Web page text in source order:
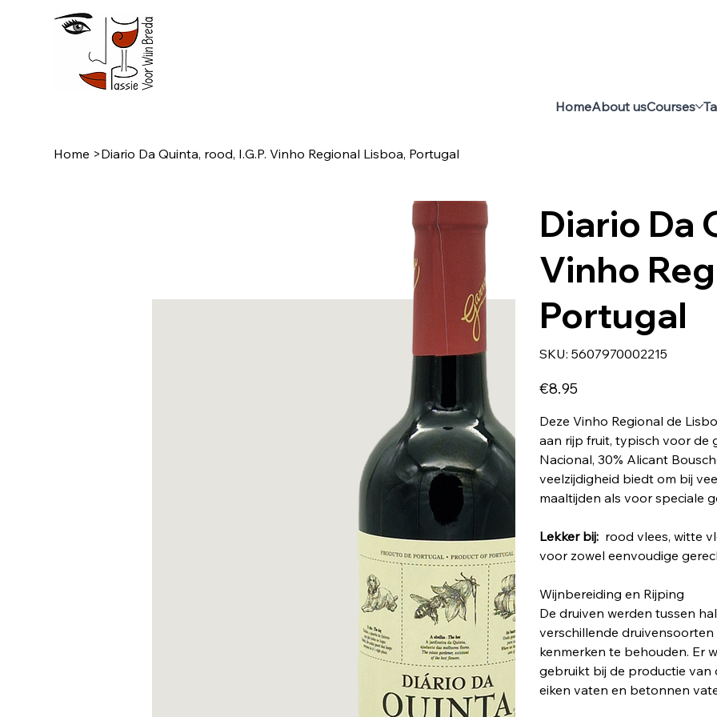
HomeAbout usCourses
Home >Diario Da Quinta, rood, I.G.P. Vinho Regional Lisboa, Portugal
Diario Da
Vinho
Portugal
SKU: 5607970002215
5607970002215
€8.95
Deze Vinho Regional de
aan rijp fruit, typisch voor de
Nacional, 30% Alicant
veelzijdigheid biedt om bij
maaltijden als voor speciale
Lekker bij: rood vlees, witte
voor zowel eenvoudige
Wijnbereiding en Rijping
De druiven werden tussen
verschillende
kenmerken te behouden. Er
gebruikt bij de productie van
eiken vaten en betonnen